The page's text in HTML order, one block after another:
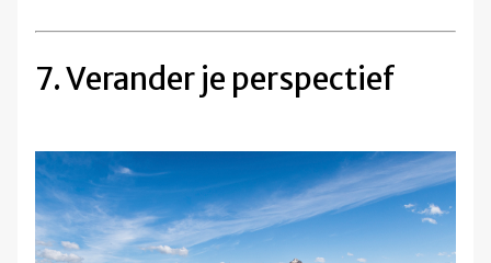
7. Verander je perspectief